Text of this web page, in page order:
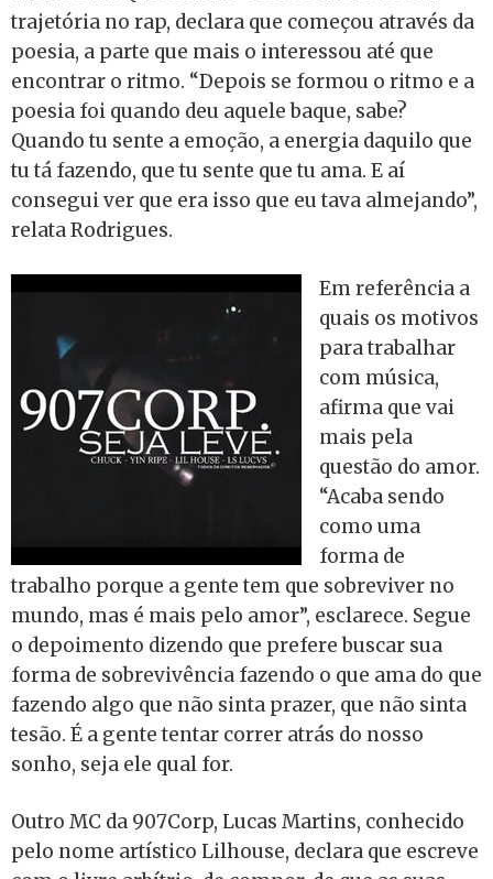
trajetória no rap, declara que começou através da
poesia, a parte que mais o interessou até que
encontrar o ritmo. “Depois se formou o ritmo e a
poesia foi quando deu aquele baque, sabe?
Quando tu sente a emoção, a energia daquilo que
tu tá fazendo, que tu sente que tu ama. E aí
consegui ver que era isso que eu tava almejando”,
relata Rodrigues.
Em referência a
quais os motivos
para trabalhar
com música,
afirma que vai
mais pela
questão do amor.
“Acaba sendo
como uma
forma de
trabalho porque a gente tem que sobreviver no
mundo, mas é mais pelo amor”, esclarece. Segue
o depoimento dizendo que prefere buscar sua
forma de sobrevivência fazendo o que ama do que
fazendo algo que não sinta prazer, que não sinta
tesão. É a gente tentar correr atrás do nosso
sonho, seja ele qual for.
Outro MC da 907Corp, Lucas Martins, conhecido
pelo nome artístico Lilhouse, declara que escreve